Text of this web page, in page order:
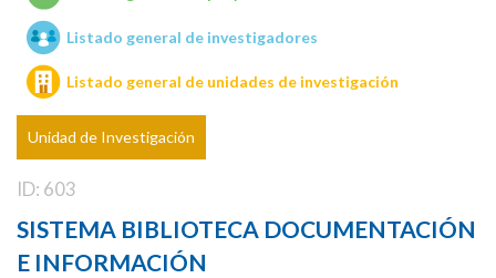
Unidades de investigación
Listado general de investigadores
Listado general de unidades de investigación
Unidad de Investigación
ID: 603
SISTEMA BIBLIOTECA DOCUMENTACIÓN
E INFORMACIÓN